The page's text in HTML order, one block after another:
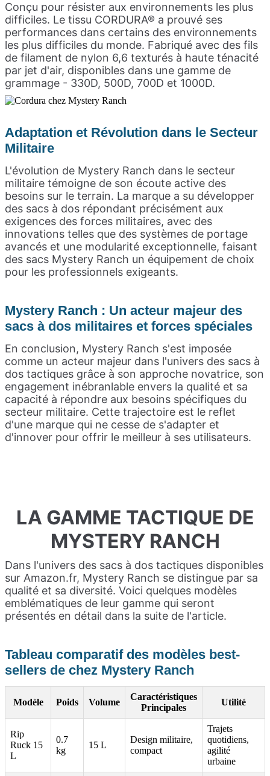
Conçu pour résister aux environnements les plus
difficiles. Le tissu CORDURA® a prouvé ses
performances dans certains des environnements
les plus difficiles du monde. Fabriqué avec des fils
de filament de nylon 6,6 texturés à haute ténacité
par jet d'air, disponibles dans une gamme de
grammage - 330D, 500D, 700D et 1000D.
Adaptation et Révolution dans le Secteur
Militaire
L'évolution de Mystery Ranch dans le secteur
militaire témoigne de son écoute active des
besoins sur le terrain. La marque a su développer
des sacs à dos répondant précisément aux
exigences des forces militaires, avec des
innovations telles que des systèmes de portage
avancés et une modularité exceptionnelle, faisant
des sacs Mystery Ranch un équipement de choix
pour les professionnels exigeants.
Mystery Ranch : Un acteur majeur des
sacs à dos militaires et forces spéciales
En conclusion, Mystery Ranch s'est imposée
comme un acteur majeur dans l'univers des sacs à
dos tactiques grâce à son approche novatrice, son
engagement inébranlable envers la qualité et sa
capacité à répondre aux besoins spécifiques du
secteur militaire. Cette trajectoire est le reflet
d'une marque qui ne cesse de s'adapter et
d'innover pour offrir le meilleur à ses utilisateurs.
LA GAMME TACTIQUE DE
MYSTERY RANCH
Dans l'univers des sacs à dos tactiques disponibles
sur Amazon.fr, Mystery Ranch se distingue par sa
qualité et sa diversité. Voici quelques modèles
emblématiques de leur gamme qui seront
présentés en détail dans la suite de l'article.
Tableau comparatif des modèles best-
sellers de chez Mystery Ranch
Modèle Poids Volume
Caractéristiques
Principales
Utilité
Rip
Ruck 15
L
0.7
kg
15 L
Design militaire,
compact
Trajets
quotidiens,
agilité
urbaine